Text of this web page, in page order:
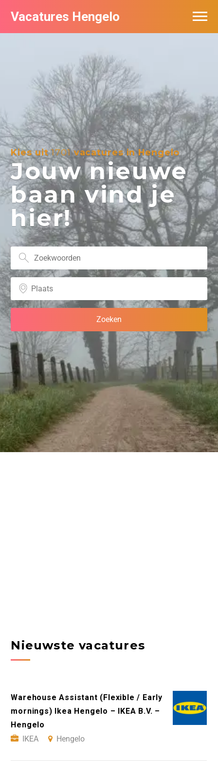
Vacatures Hengelo
Kies uit1701vacatures in Hengelo
Jouw nieuwe
baan vind je
hier!
Nieuwste vacatures
Warehouse Assistant (Flexible / Early
mornings) Ikea Hengelo – IKEA B.V. –
Hengelo
IKEA
Hengelo
Vacatures per bedrijf in Hengelo
Nieuwsbrief feed